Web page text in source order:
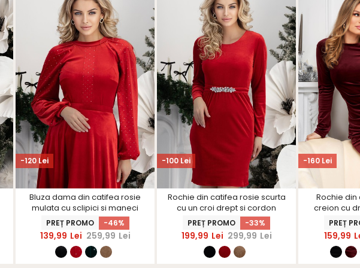
-120 Lei
Bluza dama din catifea rosie
mulata cu sclipici si maneci
bufante - StarShinerS
PREȚ PROMO -46%
139,99 Lei 259,99 Lei
-100 Lei
Rochie din catifea rosie scurta
cu un croi drept si cordon
detasabil cu aplicatii strass -
StarShinerS
PREȚ PROMO -33%
199,99 Lei 299,99 Lei
-160 Lei
Rochie
creion cu
PREȚ
159,99